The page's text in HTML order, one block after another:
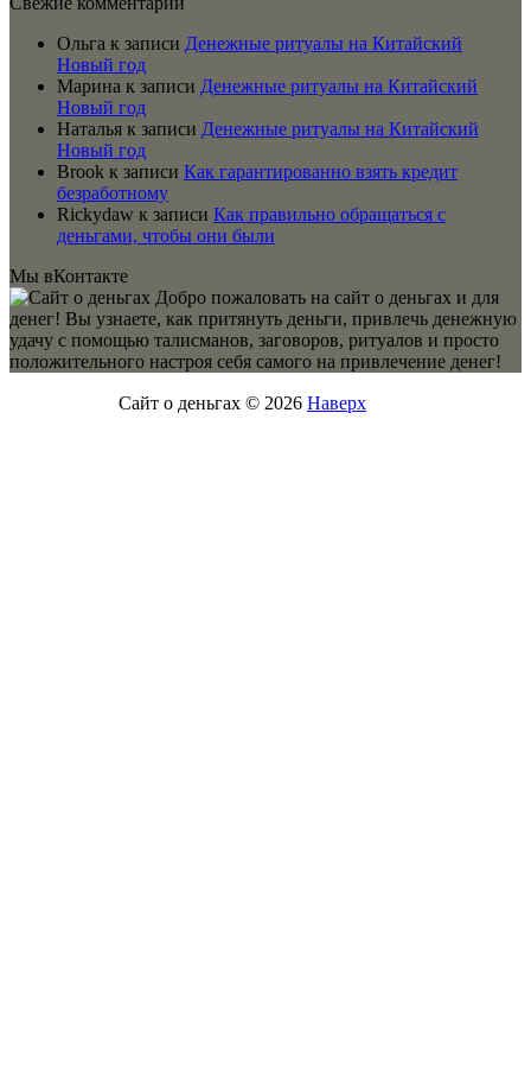
Ольга к записи Денежные ритуалы на Китайский
Новый год
Марина к записи Денежные ритуалы на Китайский
Новый год
Наталья к записи Денежные ритуалы на Китайский
Новый год
Brook к записи Как гарантированно взять кредит
безработному
Rickydaw к записи Как правильно обращаться с
деньгами, чтобы они были
Мы вКонтакте
Добро пожаловать на сайт о деньгах и для
денег! Вы узнаете, как притянуть деньги, привлечь денежную
удачу с помощью талисманов, заговоров, ритуалов и просто
положительного настроя себя самого на привлечение денег!
Сайт о деньгах © 2026 Наверх